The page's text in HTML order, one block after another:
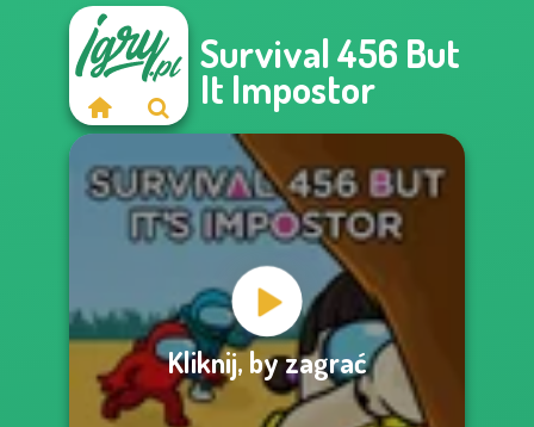
Survival 456 But
It Impostor
Kliknij, by zagrać